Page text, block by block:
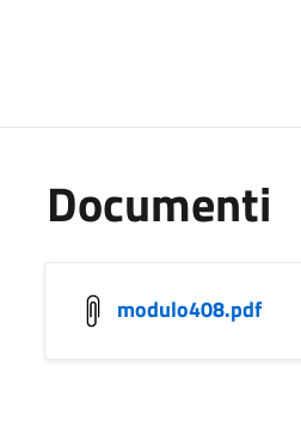
Documenti
modulo408.pdf